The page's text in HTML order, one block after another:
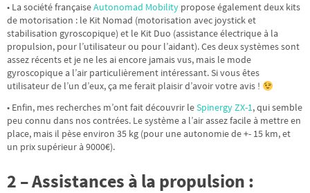
• La société françaiseAutonomad Mobility propose également deux kits
de motorisation : le Kit Nomad (motorisation avec joystick et
stabilisation gyroscopique) et le Kit Duo (assistance électrique à la
propulsion, pour l’utilisateur ou pour l’aidant). Ces deux systèmes sont
assez récents et je ne les ai encore jamais vus, mais le mode
gyroscopique a l’air particulièrement intéressant. Si vous êtes
utilisateur de l’un d’eux, ça me ferait plaisir d’avoir votre avis !
• Enfin, mes recherches m’ont fait découvrir leSpinergy ZX-1, qui semble
peu connu dans nos contrées. Le système a l’air assez facile à mettre en
place, mais il pèse environ 35 kg (pour une autonomie de +- 15 km, et
un prix supérieur à 9000€).
2 – Assistances à la propulsion :